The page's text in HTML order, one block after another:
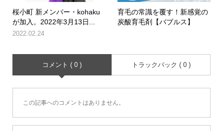
桜小町 新メンバー・kohaku
が加入。2022年3月13日...
2022.02.24
育毛の常識を覆す！新感覚の
炭酸育毛剤【バブルス】
コメント ( 0 ) トラックバック ( 0 )
この記事へのコメントはありません。